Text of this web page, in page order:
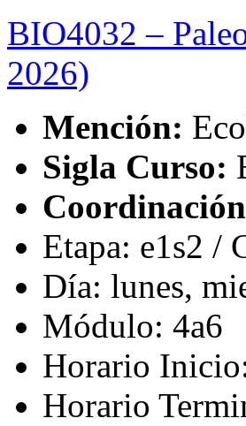
BIO4032 –
2026)
Mención:
Sigla Curso:
Etapa: e1s2 /
Día: lunes,
Módulo: 4a6
Horario
Horario